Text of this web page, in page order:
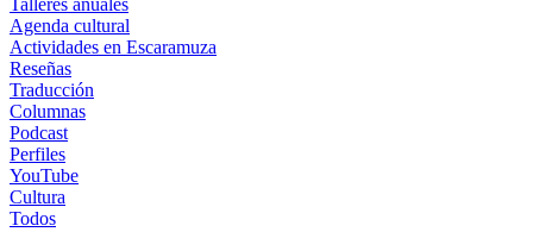
Talleres anuales
Agenda cultural
Actividades en Escaramuza
Reseñas
Traducción
Columnas
Podcast
Perfiles
YouTube
Cultura
Todos